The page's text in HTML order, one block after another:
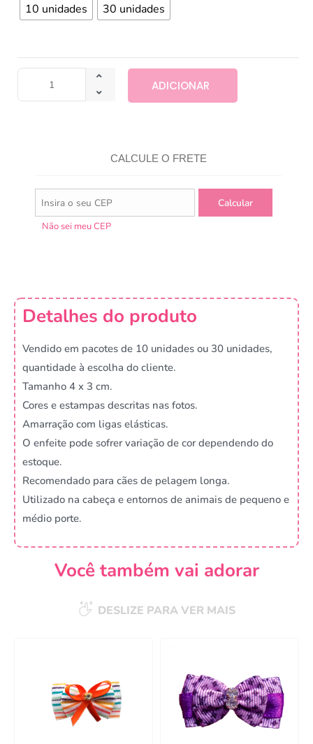
10 unidades 30 unidades
ADICIONAR
CALCULE O FRETE
Não sei meu CEP
Detalhes do produto
Vendido em pacotes de 10 unidades ou 30 unidades,
quantidade à escolha do cliente.
Tamanho 4 x 3 cm.
Cores e estampas descritas nas fotos.
Amarração com ligas elásticas.
O enfeite pode sofrer variação de cor dependendo do
estoque.
Recomendado para cães de pelagem longa.
Utilizado na cabeça e entornos de animais de pequeno e
médio porte.
Você também vai adorar
DESLIZE PARA VER MAIS
Campanha lançada com
sucesso!